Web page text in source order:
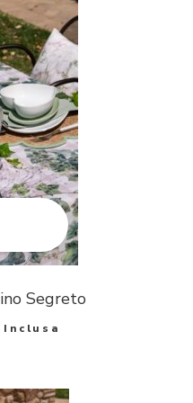
prodotto ha più varianti.
Segreto
Inclusa